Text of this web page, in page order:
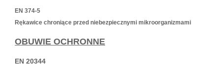
EN 374-5
Rękawice chroniące przed niebezpiecznymi mikroorganizmami
OBUWIE OCHRONNE
EN 20344